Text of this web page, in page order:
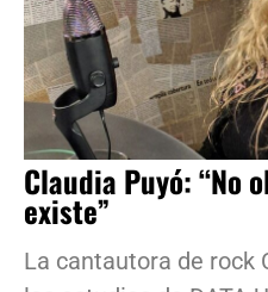
Claudia Puyó: “No
existe”
La cantautora de rock